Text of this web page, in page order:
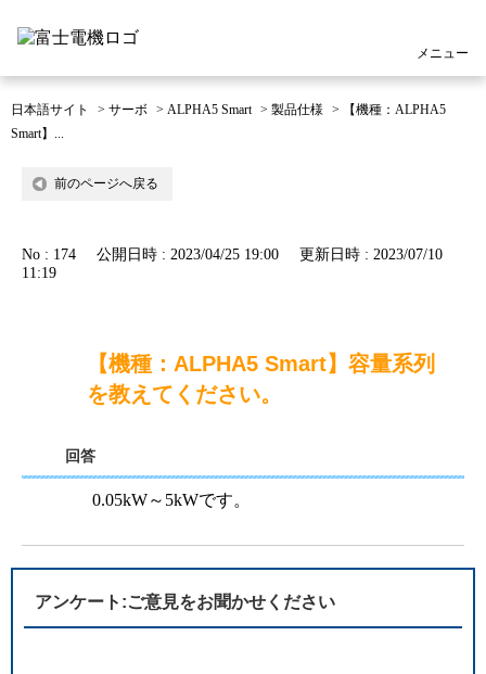
メニュー
日本語サイト > サーボ > ALPHA5 Smart > 製品仕様 >
【機種：ALPHA5
Smart】...
前のページへ戻る
No : 174 公開日時 : 2023/04/25 19:00
更新日時 : 2023/07/10
11:19
【機種：ALPHA5 Smart】容量系列
を教えてください。
回答
0.05kW～5kWです。
アンケート:ご意見をお聞かせください